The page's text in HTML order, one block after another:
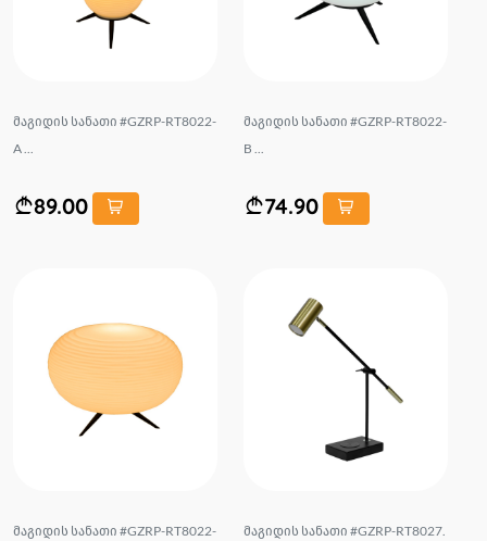
მაგიდის სანათი #GZRP-RT8022-
A ...
89.00
მაგიდის სანათი #GZRP-RT8022-
B ...
74.90
მაგიდის სანათი #GZRP-RT8022-
მაგიდის სანათი #GZRP-RT8027.